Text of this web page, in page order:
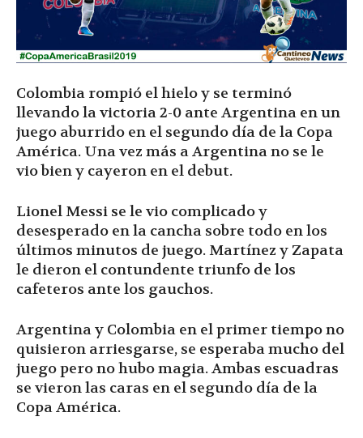
Colombia rompió el hielo y se terminó
llevando la victoria 2-0 ante Argentina en un
juego aburrido en el segundo día de la Copa
América. Una vez más a Argentina no se le
vio bien y cayeron en el debut.
Lionel Messi se le vio complicado y
desesperado en la cancha sobre todo en los
últimos minutos de juego. Martínez y Zapata
le dieron el contundente triunfo de los
cafeteros ante los gauchos.
Argentina y Colombia en el primer tiempo no
quisieron arriesgarse, se esperaba mucho del
juego pero no hubo magia. Ambas escuadras
se vieron las caras en el segundo día de la
Copa América.